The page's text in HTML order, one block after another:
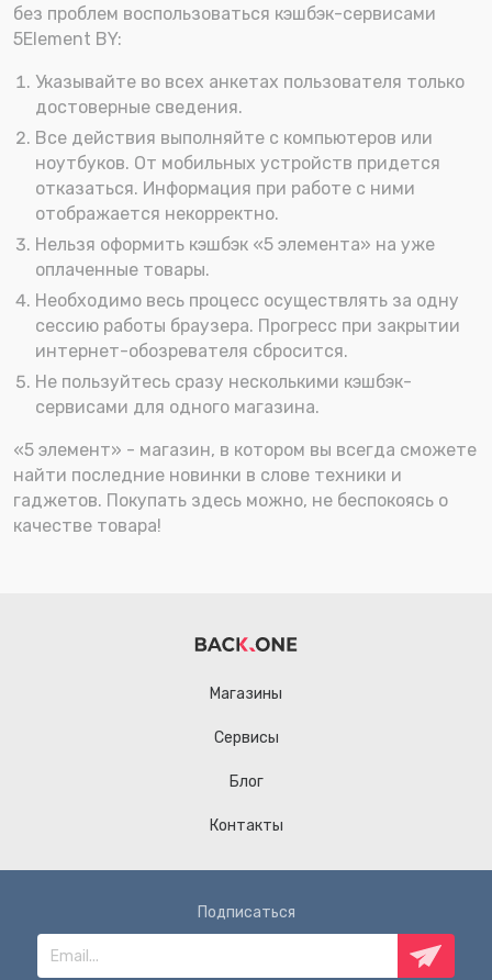
без проблем воспользоваться кэшбэк-сервисами
5Element BY:
Указывайте во всех анкетах пользователя только
достоверные сведения.
Все действия выполняйте с компьютеров или
ноутбуков. От мобильных устройств придется
отказаться. Информация при работе с ними
отображается некорректно.
Нельзя оформить кэшбэк «5 элемента» на уже
оплаченные товары.
Необходимо весь процесс осуществлять за одну
сессию работы браузера. Прогресс при закрытии
интернет-обозревателя сбросится.
Не пользуйтесь сразу несколькими кэшбэк-
сервисами для одного магазина.
«5 элемент» - магазин, в котором вы всегда сможете
найти последние новинки в слове техники и
гаджетов. Покупать здесь можно, не беспокоясь о
качестве товара!
Магазины
Сервисы
Блог
Контакты
Подписаться